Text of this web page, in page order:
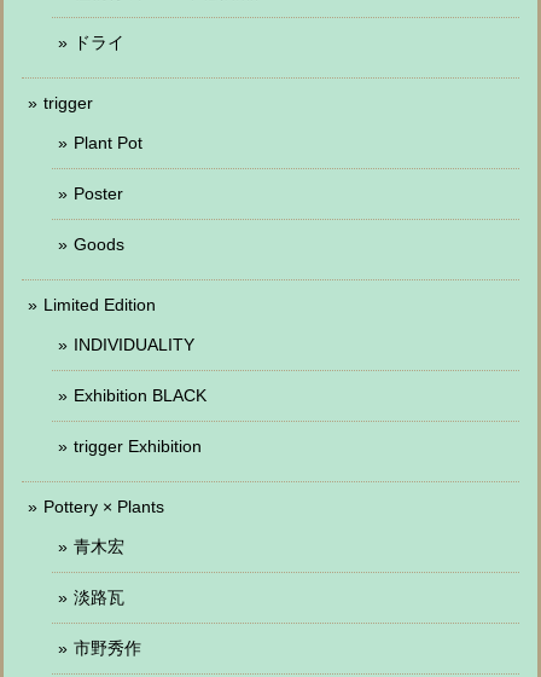
ドライ
trigger
Plant Pot
Poster
Goods
Limited Edition
INDIVIDUALITY
Exhibition BLACK
trigger Exhibition
Pottery × Plants
青木宏
淡路瓦
市野秀作